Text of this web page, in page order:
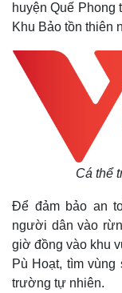
huyện Quế Phong
Khu Bảo tồn thiên
Cá thể
Để đảm bảo an
người dân vào
giờ đồng vào khu
Pù Hoạt, tìm
trường tự nhiên.